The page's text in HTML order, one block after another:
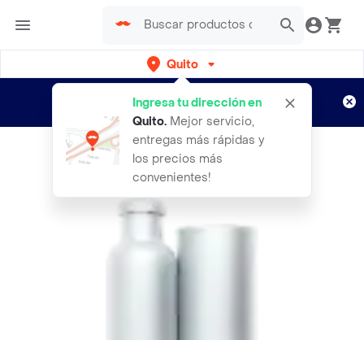
Quito
Ingresa tu dirección en
Quito. Mejor servicio,
entregas más rápidas y
los precios más
convenientes!
envíos gratis por semanas
Aplican TyC